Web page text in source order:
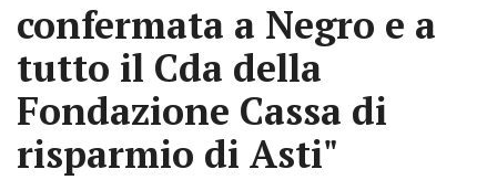
confermata a Negro e a
tutto il Cda della
Fondazione Cassa di
risparmio di Asti"